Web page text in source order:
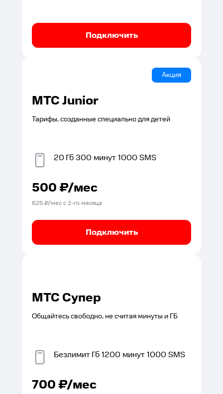
Подключить
Акция
МТС Junior
Тарифы, созданные специально для детей
20 Гб300 минут1000 SMS
500₽/мес
625₽/мес с2-го месяца
Подключить
МТС Супер
Общайтесь свободно, не считая минуты и ГБ
БезлимитГб1200 минут1000 SMS
700₽/мес